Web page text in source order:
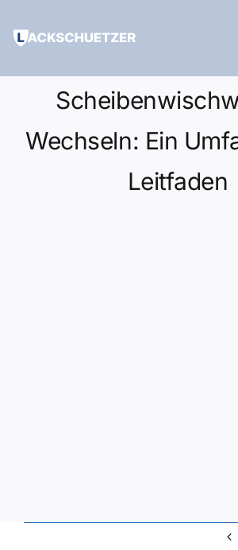
Inhalt
Wechseln: Ein
Leitfaden